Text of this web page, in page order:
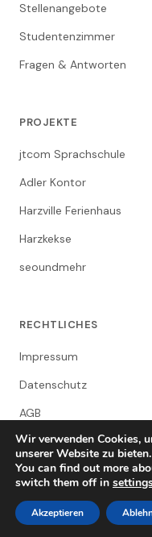
Stellenangebote
Studentenzimmer
Fragen & Antworten
PROJEKTE
jtcom Sprachschule
Adler Kontor
Harzville Ferienhaus
Harzkekse
seoundmehr
RECHTLICHES
Impressum
Datenschutz
AGB
© 2026
Wir verwenden Cookies,
unserer Website zu bieten.
You can find out more
switch them off in
Akzeptieren